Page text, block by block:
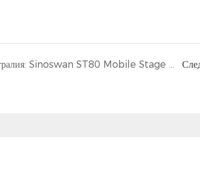
Австралия: Sinoswan ST80 Mobile Stage Trailer блести на индийски новогодишен фестивал в Мелбърн